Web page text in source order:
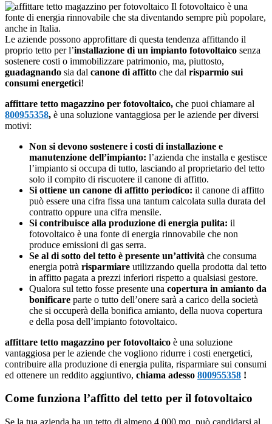
Il fotovoltaico è una
fonte di energia rinnovabile che sta diventando sempre più popolare,
anche in Italia.
Le aziende possono approfittare di questa tendenza affittando il
proprio tetto per l’installazione di un impianto fotovoltaico senza
sostenere costi o immobilizzare patrimonio, ma, piuttosto,
guadagnando sia dal canone di affitto che dal risparmio sui
consumi energetici!
affittare tetto magazzino per fotovoltaico, che puoi chiamare al
800955358, è una soluzione vantaggiosa per le aziende per diversi
motivi:
Non si devono sostenere i costi di installazione e
manutenzione dell’impianto: l’azienda che installa e gestisce
l’impianto si occupa di tutto, lasciando al proprietario del tetto
solo il compito di riscuotere il canone di affitto.
Si ottiene un canone di affitto periodico: il canone di affitto
può essere una cifra fissa una tantum calcolata sulla durata del
contratto oppure una cifra mensile.
Si contribuisce alla produzione di energia pulita: il
fotovoltaico è una fonte di energia rinnovabile che non
produce emissioni di gas serra.
Se al di sotto del tetto è presente un’attività che consuma
energia potrà risparmiare utilizzando quella prodotta dal tetto
in affitto pagata a prezzi inferiori rispetto a qualsiasi gestore.
Qualora sul tetto fosse presente una copertura in amianto da
bonificare parte o tutto dell’onere sarà a carico della società
che si occuperà della bonifica amianto, della nuova copertura
e della posa dell’impianto fotovoltaico.
affittare tetto magazzino per fotovoltaico è una soluzione
vantaggiosa per le aziende che vogliono ridurre i costi energetici,
contribuire alla produzione di energia pulita, risparmiare sui consumi
ed ottenere un reddito aggiuntivo, chiama adesso 800955358 !
Come funziona l’affitto del tetto per il fotovoltaico
Se la tua azienda ha un tetto di almeno 4.000 mq, può candidarsi al